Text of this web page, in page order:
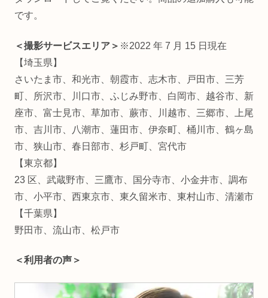
です。
＜撮影サービスエリア＞ ※2022 年 7 月 15 日現在
【埼玉県】
さいたま市、和光市、朝霞市、志木市、戸田市、三芳
町、所沢市、川口市、ふじみ野市、白岡市、越谷市、新
座市、富士見市、草加市、蕨市、川越市、三郷市、上尾
市、吉川市、八潮市、蓮田市、伊奈町、桶川市、鶴ヶ島
市、狭山市、春日部市、杉戸町、宮代市
【東京都】
23 区、武蔵野市、三鷹市、国分寺市、小金井市、調布
市、小平市、西東京市、東久留米市、東村山市、清瀬市
【千葉県】
野田市、流山市、松戸市
＜利用者の声＞